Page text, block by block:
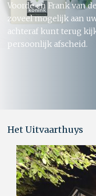
Voorde en Frank van
zoveel mogelijk aan
achteraf kunt terug
persoonlijk afscheid.
Het Uitvaarthuys